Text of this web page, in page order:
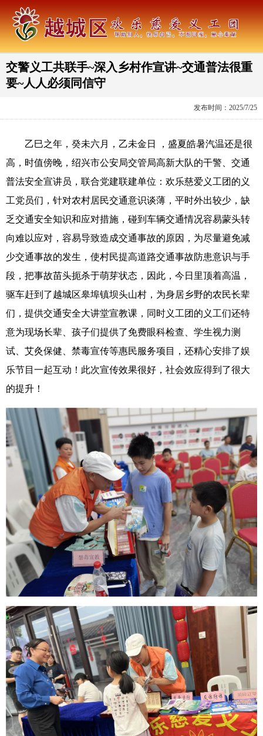
交警义工共联手~深入乡村作宣讲~交通普法很重
要~人人必须同信守
发布时间：2025/7/25
乙巳之年，癸未六月，乙未金日 ，盛夏皓暑汽温还是很
高，时值傍晚，绍兴市公安局交管局高新大队的干警、交通
普法安全宣讲员，联合党建联建单位：欢乐慈爱义工团的义
工党员们，针对农村居民交通意识谈薄，平时外出较少，缺
乏交通安全知识和应对措施，碰到车辆交通情况容易蒙头转
向难以应对，容易导致造成交通事故的原因，为尽量避免减
少交通事故的发生，使村民提高道路交通事故防患意识与手
段，把事故苗头扼杀于萌芽状态，因此，今日里顶着高温，
驱车赶到了越城区皋埠镇坝头山村，为身居乡野的农民长辈
们，提供交通安全大讲堂宣教课，同时义工团的义工们还特
意为现场长辈、孩子们提供了免费眼科检查、学生视力测
试、艾灸保健、禁毒宣传等惠民服务项目，还精心安排了娱
乐节目一起互动！此次宣传效果很好，社会效应得到了很大
的提升！